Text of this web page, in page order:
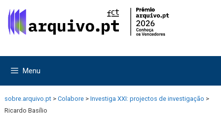
para
para
Menu
sobre.arquivo.pt > Colabore > Investiga XXI: projectos de investigação >
Ricardo Basílio